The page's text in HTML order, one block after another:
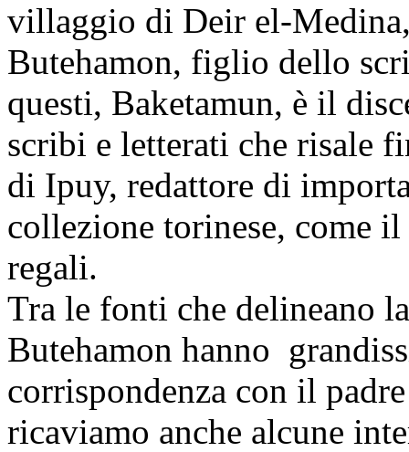
villaggio di Deir el-
Butehamon, figlio dello
questi, Baketamun, è il
scribi e letterati che risale
di Ipuy, redattore di
collezione torinese, come
regali.
Tra le fonti che delineano
Butehamon hanno
corrispondenza con il
ricaviamo anche alcune